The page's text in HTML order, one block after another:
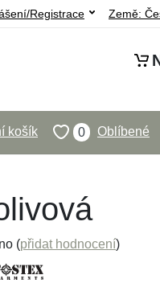
Země:
Registrace
0 Oblíbené
košík
(přidat hodnocení)